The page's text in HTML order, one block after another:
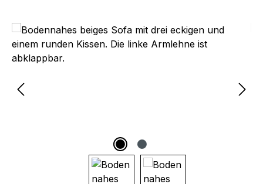
Bildergalerie überspringen